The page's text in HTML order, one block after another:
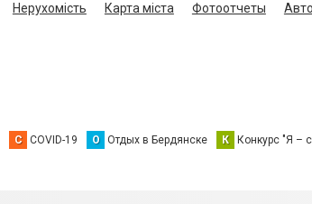
Нерухомість Карта міста Фотоотчеты Авто
C COVID-19 О Отдых в Бердянске К Конкурс "Я –